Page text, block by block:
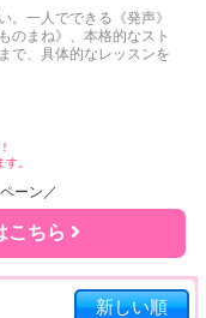
。一人でできる《発声》
のまね》、本格的なスト
で、具体的なレッスンを
。
ーン／
こちら
新しい順